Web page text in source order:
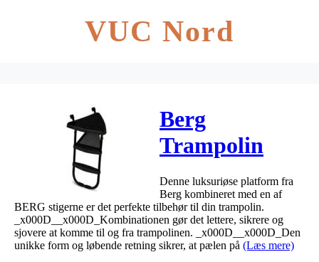
VUC Nord
Berg
Trampolin
stige +
platform
Størrelse L
Denne luksuriøse platform fra
Berg kombineret med en af
BERG stigerne er det perfekte tilbehør til din trampolin.
_x000D__x000D_Kombinationen gør det lettere, sikrere og
sjovere at komme til og fra trampolinen. _x000D__x000D_Den
unikke form og løbende retning sikrer, at pælen på (Læs mere)